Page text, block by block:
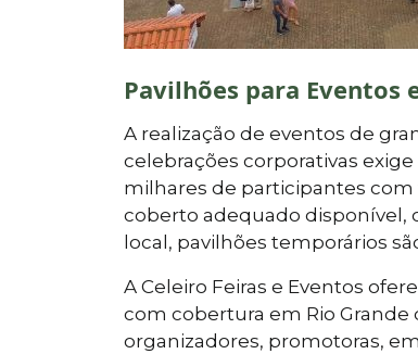
Pavilhões para Eventos
A realização de eventos de
celebrações corporativas
milhares de participantes com
coberto adequado disponível,
local, pavilhões temporários
A Celeiro Feiras e Eventos
com cobertura em Rio Grande
organizadores, promotoras,